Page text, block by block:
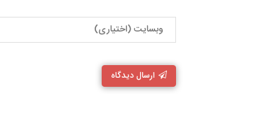
ارسال دیدگاه